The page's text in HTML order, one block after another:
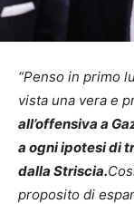
“Penso in primo
vista una vera e
all’offensiva a
a ogni ipotesi di
dalla Striscia.
proposito di